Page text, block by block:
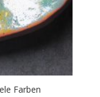
Farben